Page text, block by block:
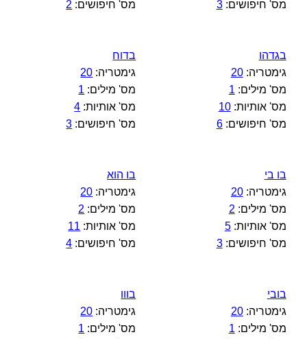
מס' חיפושים:3
מס' חיפושים: 2
בגדהו
גימטריה:20
מס' מילים: 1
מס' אותיות:10
מס' חיפושים:6
בדוח
גימטריה: 20
מס' מילים: 1
מס' אותיות: 4
מס' חיפושים: 3
בו בי
גימטריה:20
מס' מילים: 2
מס' אותיות:5
מס' חיפושים:3
בו הוא
גימטריה: 20
מס' מילים: 2
מס' אותיות: 11
מס' חיפושים: 4
בובי
גימטריה:20
מס' מילים: 1
בווו
גימטריה: 20
מס' מילים: 1